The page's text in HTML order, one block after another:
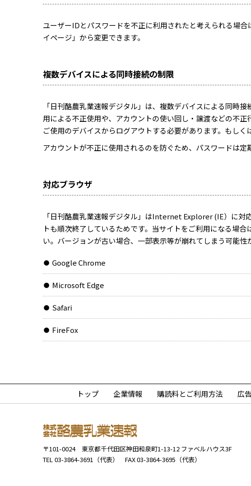
ユーザーIDとパスワードを不正に利用されたと考えられる場
イページ」から変更できます。
複数デバイスによる同時接続の制限
「日刊酪農乳業速報デジタル」は、複数デバイスによる同時
用による不正使用や、アカウントの使い回し・譲渡などの不
ご使用のデバイスからログアウトする必要があります。もしく
アカウントが不正に使用されるのを防ぐため、パスワードは定
対応ブラウザ
「日刊酪農乳業速報デジタル」はInternet Explorer (IE）に
トも順次終了しているためです。当サイトをご利用になる場
い。バージョンが古い場合、一部表示等が崩れてしまう可能性
Google Chrome
Microsoft Edge
Safari
FireFox
トップ 企業情報 購読料とご利用方法 広
〒101-0024 東京都千代田区神田和泉町1-13-12 ファベルハウス3F
TEL 03-3864-3691（代表）
FAX 03-3864-3695（代表）